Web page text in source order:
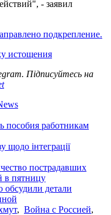
- заявил
подкрепление.
истощения
Підписуйтесь на
пособия работникам
щодо інтеграції
пострадавших
в пятницу
обсудили детали
, Война с Россией,